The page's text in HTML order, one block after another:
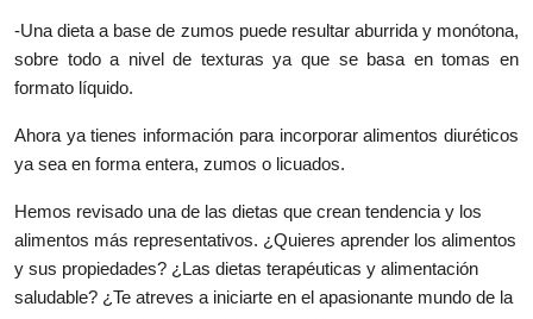
-Una dieta a base de zumos puede resultar aburrida y monótona,
sobre todo a nivel de texturas ya que se basa en tomas en
formato líquido.
Ahora ya tienes información para incorporar alimentos diuréticos
ya sea en forma entera, zumos o licuados.
Hemos revisado una de las dietas que crean tendencia y los
alimentos más representativos. ¿Quieres aprender los alimentos
y sus propiedades? ¿Las dietas terapéuticas y alimentación
saludable? ¿Te atreves a iniciarte en el apasionante mundo de la